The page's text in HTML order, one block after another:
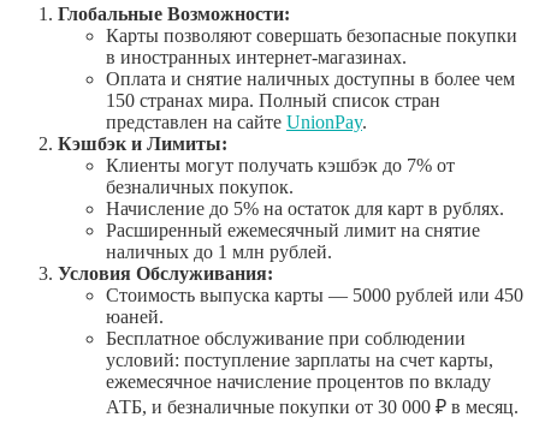
Глобальные Возможности:
Карты позволяют совершать безопасные покупки
в иностранных интернет-магазинах.
Оплата и снятие наличных доступны в более чем
150 странах мира. Полный список стран
представлен на сайте UnionPay.
Кэшбэк и Лимиты:
Клиенты могут получать кэшбэк до 7% от
безналичных покупок.
Начисление до 5% на остаток для карт в рублях.
Расширенный ежемесячный лимит на снятие
наличных до 1 млн рублей.
Условия Обслуживания:
Стоимость выпуска карты — 5000 рублей или 450
юаней.
Бесплатное обслуживание при соблюдении
условий: поступление зарплаты на счет карты,
ежемесячное начисление процентов по вкладу
АТБ, и безналичные покупки от 30 000 ₽ в месяц.